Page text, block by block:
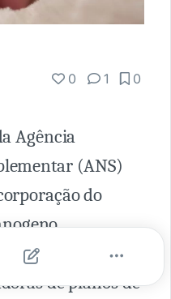
0 1 0
Agência
(ANS)
do
de coberturas
de planos de